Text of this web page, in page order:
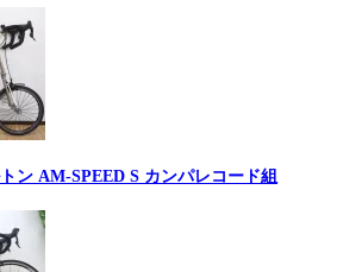
ン AM-SPEED S カンパレコード組